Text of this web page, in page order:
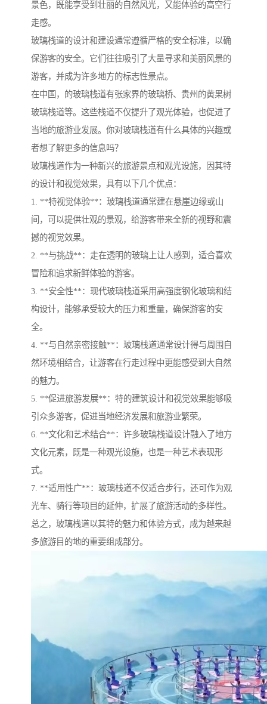
景色，既能享受到壮丽的自然风光，又能体验的高空行
走感。
玻璃栈道的设计和建设通常遵循严格的安全标准，以确
保游客的安全。它们往往吸引了大量寻求和美丽风景的
游客，并成为许多地方的标志性景点。
在中国，的玻璃栈道有张家界的玻璃桥、贵州的黄果树
玻璃栈道等。这些栈道不仅提升了观光体验，也促进了
当地的旅游业发展。你对玻璃栈道有什么具体的兴趣或
者想了解更多的信息吗？
玻璃栈道作为一种新兴的旅游景点和观光设施，因其特
的设计和视觉效果，具有以下几个优点：
1. **特视觉体验**：玻璃栈道通常建在悬崖边缘或山
间，可以提供壮观的景观，给游客带来全新的视野和震
撼的视觉效果。
2. **与挑战**：走在透明的玻璃上让人感到，适合喜欢
冒险和追求新鲜体验的游客。
3. **安全性**：现代玻璃栈道采用高强度钢化玻璃和结
构设计，能够承受较大的压力和重量，确保游客的安
全。
4. **与自然亲密接触**：玻璃栈道通常设计得与周围自
然环境相结合，让游客在行走过程中更能感受到大自然
的魅力。
5. **促进旅游发展**：特的建筑设计和视觉效果能够吸
引众多游客，促进当地经济发展和旅游业繁荣。
6. **文化和艺术结合**：许多玻璃栈道设计融入了地方
文化元素，既是一种观光设施，也是一种艺术表现形
式。
7. **适用性广**：玻璃栈道不仅适合步行，还可作为观
光车、骑行等项目的延伸，扩展了旅游活动的多样性。
总之，玻璃栈道以其特的魅力和体验方式，成为越来越
多旅游目的地的重要组成部分。